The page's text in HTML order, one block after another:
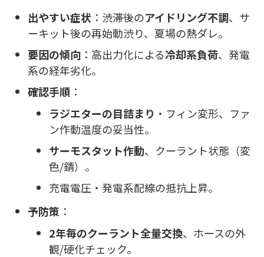
出やすい症状 ：渋滞後のアイドリング不調、サ
ーキット後の再始動渋り、夏場の熱ダレ。
要因の傾向 ：高出力化による冷却系負荷、発電
系の経年劣化。
確認手順 ：
ラジエターの目詰まり ・フィン変形、ファ
ン作動温度の妥当性。
サーモスタット作動、クーラント状態（変
色/錆）。
充電電圧・発電系配線の抵抗上昇。
予防策 ：
2年毎のクーラント全量交換、ホースの外
観/硬化チェック。